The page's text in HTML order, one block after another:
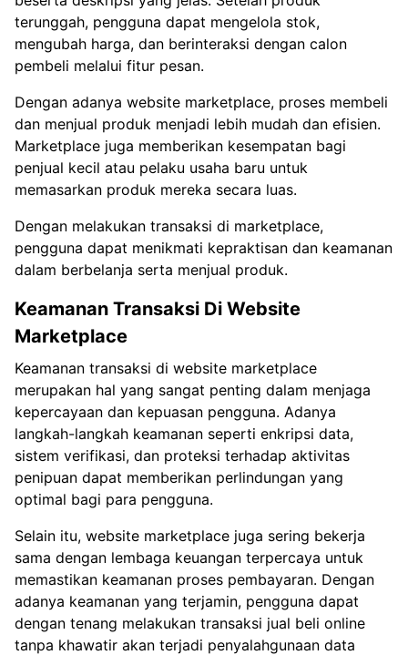
terunggah, pengguna dapat mengelola stok,
mengubah harga, dan berinteraksi dengan calon
pembeli melalui fitur pesan.
Dengan adanya website marketplace, proses membeli
dan menjual produk menjadi lebih mudah dan efisien.
Marketplace juga memberikan kesempatan bagi
penjual kecil atau pelaku usaha baru untuk
memasarkan produk mereka secara luas.
Dengan melakukan transaksi di marketplace,
pengguna dapat menikmati kepraktisan dan keamanan
dalam berbelanja serta menjual produk.
Keamanan Transaksi Di Website
Marketplace
Keamanan transaksi di website marketplace
merupakan hal yang sangat penting dalam menjaga
kepercayaan dan kepuasan pengguna. Adanya
langkah-langkah keamanan seperti enkripsi data,
sistem verifikasi, dan proteksi terhadap aktivitas
penipuan dapat memberikan perlindungan yang
optimal bagi para pengguna.
Selain itu, website marketplace juga sering bekerja
sama dengan lembaga keuangan terpercaya untuk
memastikan keamanan proses pembayaran. Dengan
adanya keamanan yang terjamin, pengguna dapat
dengan tenang melakukan transaksi jual beli online
tanpa khawatir akan terjadi penyalahgunaan data